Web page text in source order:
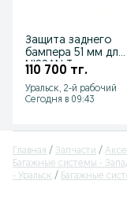
Защита заднего
бампера 51 мм для
NISSAN Terrano от
110 700 тг.
Уральск, 2-й рабочий
Сегодня в 09:43
Главная Запчасти
Багажные системы -
- Уральск
Багажные